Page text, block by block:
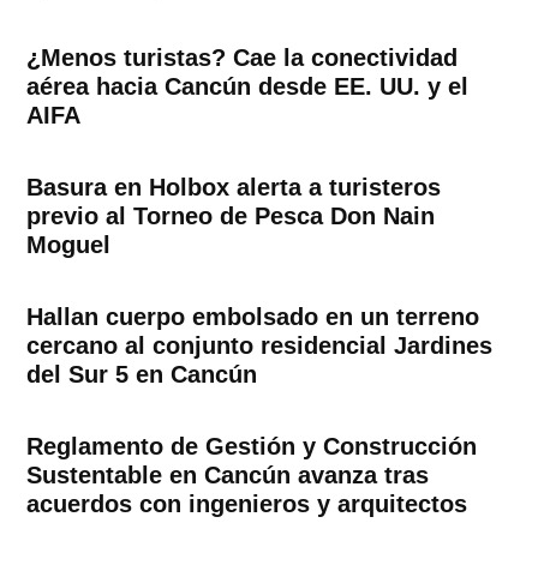
¿Menos turistas? Cae la conectividad
aérea hacia Cancún desde EE. UU. y el
AIFA
Basura en Holbox alerta a turisteros
previo al Torneo de Pesca Don Nain
Moguel
Hallan cuerpo embolsado en un terreno
cercano al conjunto residencial Jardines
del Sur 5 en Cancún
Reglamento de Gestión y Construcción
Sustentable en Cancún avanza tras
acuerdos con ingenieros y arquitectos